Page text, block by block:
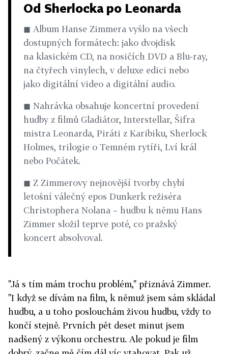
Od Sherlocka po Leonarda
◼ Album Hanse Zimmera vyšlo na všech
dostupných formátech: jako dvojdisk
na klasickém CD, na nosičích DVD a Blu-ray,
na čtyřech vinylech, v deluxe edici nebo
jako digitální video a digitální audio.
◼ Nahrávka obsahuje koncertní provedení
hudby z filmů Gladiátor, Interstellar, Šifra
mistra Leonarda, Piráti z Karibiku, Sherlock
Holmes, trilogie o Temném rytíři, Lví král
nebo Počátek.
◼ Z Zimmerovy nejnovější tvorby chybí
letošní válečný epos Dunkerk režiséra
Christophera Nolana – hudbu k němu Hans
Zimmer složil teprve poté, co pražský
koncert absolvoval.
"Já s tím mám trochu problém," přiznává Zimmer.
"I když se dívám na film, k němuž jsem sám skládal
hudbu, a u toho poslouchám živou hudbu, vždy to
končí stejně. Prvních pět deset minut jsem
nadšený z výkonu orchestru. Ale pokud je film